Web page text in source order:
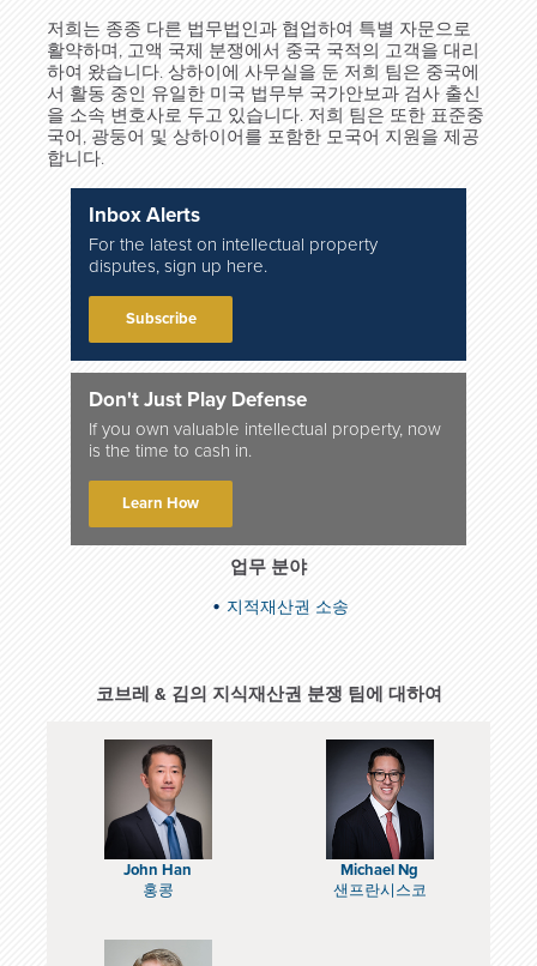
저희는 종종 다른 법무법인과 협업하여 특별 자문으로
활약하며, 고액 국제 분쟁에서 중국 국적의 고객을 대리
하여 왔습니다. 상하이에 사무실을 둔 저희 팀은 중국에
서 활동 중인 유일한 미국 법무부 국가안보과 검사 출신
을 소속 변호사로 두고 있습니다. 저희 팀은 또한 표준중
국어, 광둥어 및 상하이어를 포함한 모국어 지원을 제공
합니다.
Inbox Alerts
For the latest on intellectual property
disputes, sign up here.
Subscribe
Don't Just Play Defense
If you own valuable intellectual property, now
is the time to cash in.
Learn How
업무 분야
지적재산권 소송
코브레 & 김의 지식재산권 분쟁 팀에 대하여
John Han
홍콩
Michael Ng
샌프란시스코